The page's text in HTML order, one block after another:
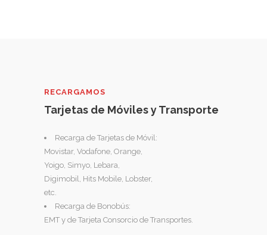
RECARGAMOS
Tarjetas de Móviles y Transporte
Recarga de Tarjetas de Móvil:
Movistar, Vodafone, Orange,
Yoigo, Simyo, Lebara,
Digimobil, Hits Mobile, Lobster,
etc.
Recarga de Bonobús:
EMT y de Tarjeta Consorcio de Transportes.